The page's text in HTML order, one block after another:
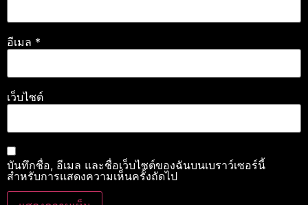
อีเมล *
เว็บไซต์
บันทึกชื่อ, อีเมล และชื่อเว็บไซต์ของฉันบนเบราว์เซอร์นี้
สำหรับการแสดงความเห็นครั้งถัดไป